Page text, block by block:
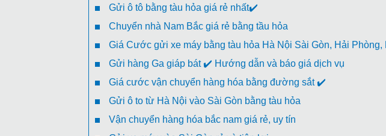
Gửi ô tô bằng tàu hỏa giá rẻ nhất✔️
Chuyển nhà Nam Bắc giá rẻ bằng tầu hỏa
Giá Cước gửi xe máy bằng tàu hỏa Hà Nội Sài Gòn, Hải
Gửi hàng Ga giáp bát ✔️ Hướng dẫn và báo giá dịch vụ
Giá cước vận chuyển hàng hóa bằng đường sắt ✔️
Gửi ô to từ Hà Nội vào Sài Gòn bằng tàu hỏa
Vận chuyển hàng hóa bắc nam giá rẻ, uy tín